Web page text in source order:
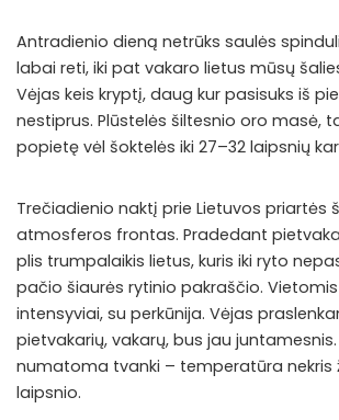
Antradienio dieną netrūks saulės
labai reti, iki pat vakaro lietus mūsų
Vėjas keis kryptį, daug kur pasisuks iš
nestiprus. Plūstelės šiltesnio oro masė,
popietę vėl šoktelės iki 27–32 laipsnių
Trečiadienio naktį prie Lietuvos priartės
atmosferos frontas. Pradedant
plis trumpalaikis lietus, kuris iki ryto
pačio šiaurės rytinio pakraščio.
intensyviai, su perkūnija. Vėjas
pietvakarių, vakarų, bus jau
numatoma tvanki – temperatūra nekris
laipsnio.